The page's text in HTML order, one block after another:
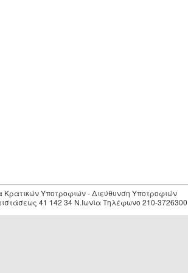
Κρατικών Υποτροφιών - Διεύθυνση Υποτροφιών
41 142 34 Ν.Ιωνία Τηλέφωνο 210-3726300